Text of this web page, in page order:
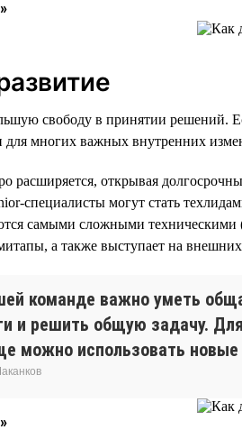
свободу в принятии решений.
для многих важных внутренних
открывая
специалисты могут стать
самыми сложными техническими
а также выступает на
команде важно уметь
и решить общую задачу.
можно использовать